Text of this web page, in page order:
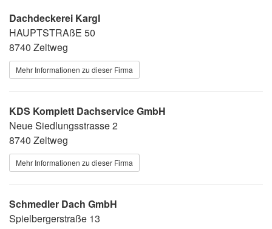
Dachdeckerei Kargl
HAUPTSTRAßE 50
8740 Zeltweg
Mehr Informationen zu dieser Firma
KDS Komplett Dachservice GmbH
Neue Siedlungsstrasse 2
8740 Zeltweg
Mehr Informationen zu dieser Firma
Schmedler Dach GmbH
Spielbergerstraße 13